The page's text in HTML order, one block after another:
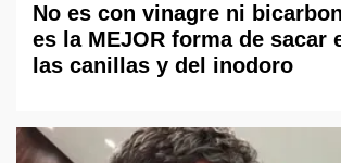
No es con vinagre ni
es la MEJOR forma de sacar
las canillas y del inodoro